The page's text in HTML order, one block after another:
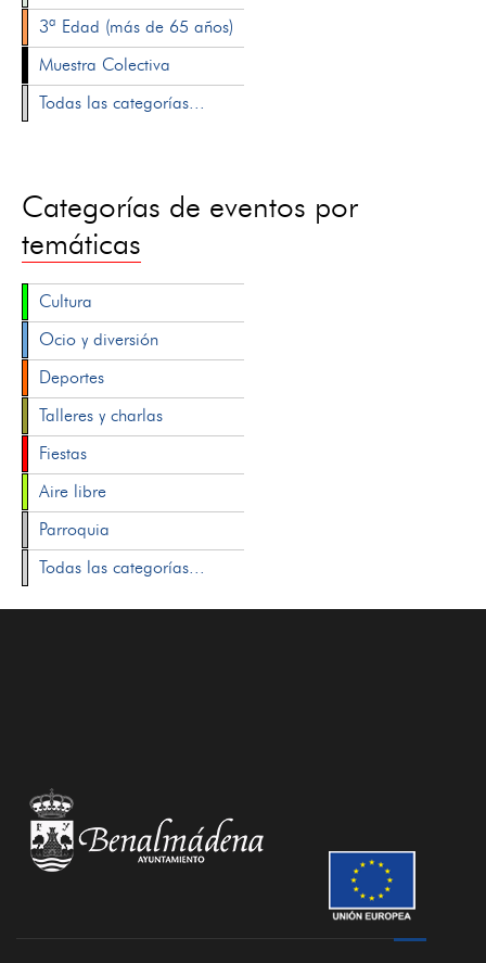
3ª Edad (más de 65 años)
Muestra Colectiva
Todas las categorías...
Categorías de eventos por
temáticas
Cultura
Ocio y diversión
Deportes
Talleres y charlas
Fiestas
Aire libre
Parroquia
Todas las categorías...